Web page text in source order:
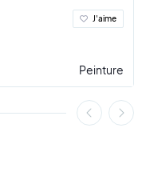
J'aime
Peinture